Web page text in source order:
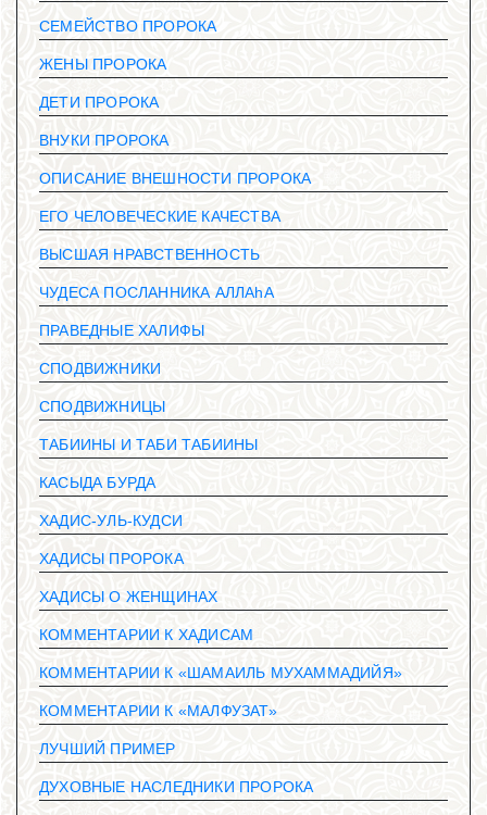
СЕМЕЙСТВО ПРОРОКА
ЖЕНЫ ПРОРОКА
ДЕТИ ПРОРОКА
ВНУКИ ПРОРОКА
ОПИСАНИЕ ВНЕШНОСТИ ПРОРОКА
ЕГО ЧЕЛОВЕЧЕСКИЕ КАЧЕСТВА
ВЫСШАЯ НРАВСТВЕННОСТЬ
ЧУДЕСА ПОСЛАННИКА АЛЛАhА
ПРАВЕДНЫЕ ХАЛИФЫ
СПОДВИЖНИКИ
СПОДВИЖНИЦЫ
ТАБИИНЫ И ТАБИ ТАБИИНЫ
КАСЫДА БУРДА
ХАДИС-УЛЬ-КУДСИ
ХАДИСЫ ПРОРОКА
ХАДИСЫ О ЖЕНЩИНАХ
КОММЕНТАРИИ К ХАДИСАМ
КОММЕНТАРИИ К «ШАМАИЛЬ МУХАММАДИЙЯ»
КОММЕНТАРИИ К «МАЛФУЗАТ»
ЛУЧШИЙ ПРИМЕР
ДУХОВНЫЕ НАСЛЕДНИКИ ПРОРОКА